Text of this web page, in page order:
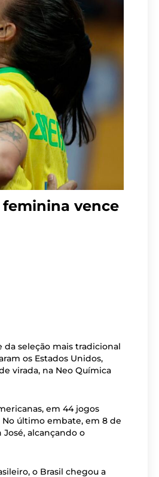
feminina vence
seleção mais tradicional
os Estados Unidos,
virada, na Neo Química
em 44 jogos
último embate, em 8 de
José, alcançando o
o Brasil chegou a